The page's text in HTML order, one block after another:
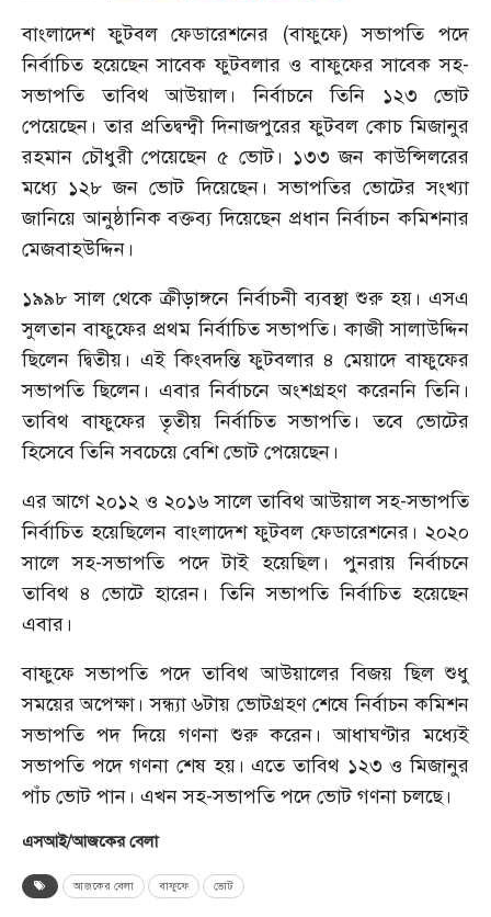
বাংলাদেশ ফুটবল ফেডারেশনের (বাফুফে) সভাপতি পদে
নির্বাচিত হয়েছেন সাবেক ফুটবলার ও বাফুফের সাবেক সহ-
সভাপতি তাবিথ আউয়াল। নির্বাচনে তিনি ১২৩ ভোট
পেয়েছেন। তার প্রতিদ্বন্দ্বী দিনাজপুরের ফুটবল কোচ মিজানুর
রহমান চৌধুরী পেয়েছেন ৫ ভোট। ১৩৩ জন কাউন্সিলরের
মধ্যে ১২৮ জন ভোট দিয়েছেন। সভাপতির ভোটের সংখ্যা
জানিয়ে আনুষ্ঠানিক বক্তব্য দিয়েছেন প্রধান নির্বাচন কমিশনার
মেজবাহউদ্দিন।
১৯৯৮ সাল থেকে ক্রীড়াঙ্গনে নির্বাচনী ব্যবস্থা শুরু হয়। এসএ
সুলতান বাফুফের প্রথম নির্বাচিত সভাপতি। কাজী সালাউদ্দিন
ছিলেন দ্বিতীয়। এই কিংবদন্তি ফুটবলার ৪ মেয়াদে বাফুফের
সভাপতি ছিলেন। এবার নির্বাচনে অংশগ্রহণ করেননি তিনি।
তাবিথ বাফুফের তৃতীয় নির্বাচিত সভাপতি। তবে ভোটের
হিসেবে তিনি সবচেয়ে বেশি ভোট পেয়েছেন।
এর আগে ২০১২ ও ২০১৬ সালে তাবিথ আউয়াল সহ-সভাপতি
নির্বাচিত হয়েছিলেন বাংলাদেশ ফুটবল ফেডারেশনের। ২০২০
সালে সহ-সভাপতি পদে টাই হয়েছিল। পুনরায় নির্বাচনে
তাবিথ ৪ ভোটে হারেন। তিনি সভাপতি নির্বাচিত হয়েছেন
এবার।
বাফুফে সভাপতি পদে তাবিথ আউয়ালের বিজয় ছিল শুধু
সময়ের অপেক্ষা। সন্ধ্যা ৬টায় ভোটগ্রহণ শেষে নির্বাচন কমিশন
সভাপতি পদ দিয়ে গণনা শুরু করেন। আধাঘণ্টার মধ্যেই
সভাপতি পদে গণনা শেষ হয়। এতে তাবিথ ১২৩ ও মিজানুর
পাঁচ ভোট পান। এখন সহ-সভাপতি পদে ভোট গণনা চলছে।
এসআই/আজকের বেলা
আজকের বেলা বাফুফে ভোট